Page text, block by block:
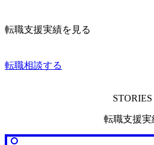
転職支援実績を見る
転職相談する
STORIES
転職支援実